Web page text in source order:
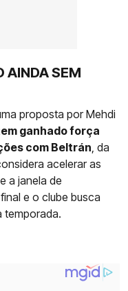
AINDA SEM
proposta por Mehdi
ganhado força
com Beltrán, da
acelerar as
a janela de
e o clube busca
temporada.